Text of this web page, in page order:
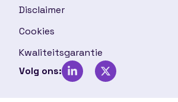
Disclaimer
Cookies
Kwaliteitsgarantie
Volg ons: